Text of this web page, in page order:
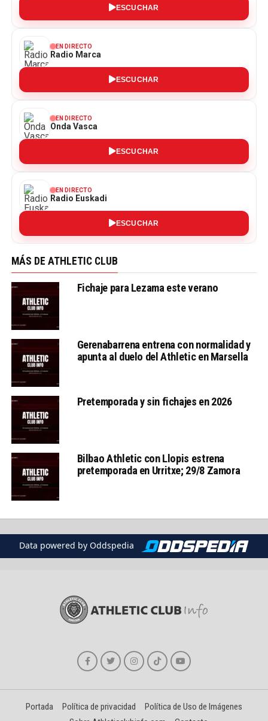
ESCUCHAR
EN DIRECTO
Radio Marca
ESCUCHAR
EN DIRECTO
Onda Vasca
ESCUCHAR
EN DIRECTO
Radio Euskadi
ESCUCHAR
MÁS DE ATHLETIC CLUB
Fichaje para Lezama este verano
Gerenabarrena entrena con normalidad y
apunta al duelo del Athletic en Marsella
Pretemporada y sin fichajes en 2026
Bilbao Athletic con Llopis estrena
pretemporada en Urritxe; 29/8 Zamora
Data powered by Oddspedia
Portada Política de privacidad
Política de Uso de Imágenes